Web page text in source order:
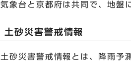
気象台と京都府は共同で、地盤
土砂災害警戒情報
土砂災害警戒情報とは、降雨予